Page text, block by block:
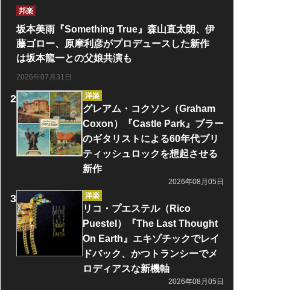
邦楽
坂本美雨『Something True』森山直太朗、伊
藤ゴロー、原摩利彦がプロデュースした新作
は坂本龍一との父娘共演も
2026年07月31日
洋楽
グレアム・コクソン（Graham
Coxon）『Castle Park』ブラー
のギタリストによる60年代ブリ
ティッシュロックを想起させる
新作
2026年08月05日
洋楽
リコ・プエステル（Rico
Puestel）『The Last Thought
On Earth』エキゾチックでレイ
ドバック、かつトランシーでメ
ロディアスな新機軸
2026年08月05日